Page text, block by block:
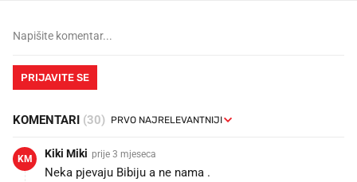
PRIJAVITE SE
KOMENTARI (30)
KM Kiki Miki prije 3 mjeseca
Neka pjevaju Bibiju a ne nama .